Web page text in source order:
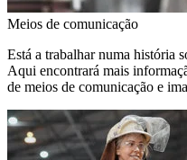
Meios de comunicação
Está a trabalhar numa história
Aqui encontrará mais
de meios de comunicação e